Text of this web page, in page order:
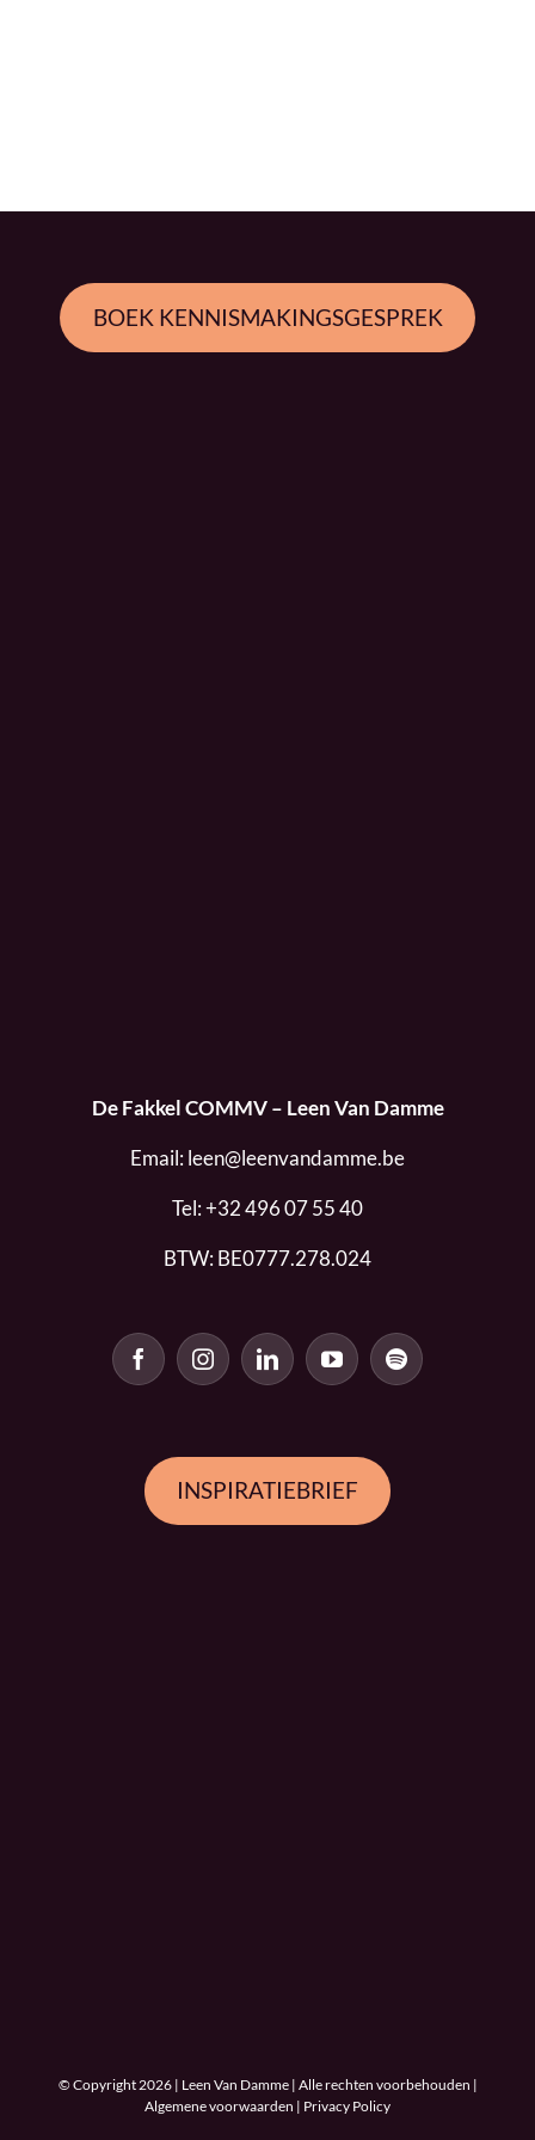
BOEK KENNISMAKINGSGESPREK
De Fakkel COMMV – Leen Van Damme
Email: leen@leenvandamme.be
Tel:+32 496 07 55 40
BTW: BE0777.278.024
INSPIRATIEBRIEF
© Copyright 2026 | Leen Van Damme | Alle rechten voorbehouden |
Algemene voorwaarden | Privacy Policy